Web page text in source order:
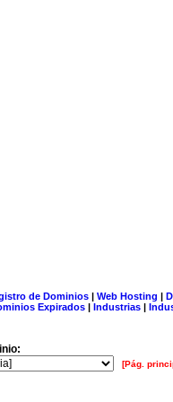
de Dominios| Web Hosting |
Expirados | Industrias |
[Pág.